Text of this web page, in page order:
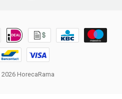
HorecaRama